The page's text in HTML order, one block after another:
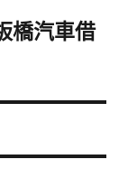
橋汽車借